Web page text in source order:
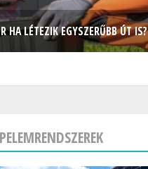
HA LÉTEZIK EGYSZERŰBB ÚT IS?